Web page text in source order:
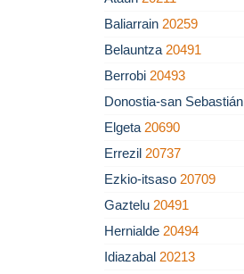
Baliarrain 20259
Belauntza 20491
Berrobi 20493
Donostia-san Sebastián
Elgeta 20690
Errezil 20737
Ezkio-itsaso 20709
Gaztelu 20491
Hernialde 20494
Idiazabal 20213